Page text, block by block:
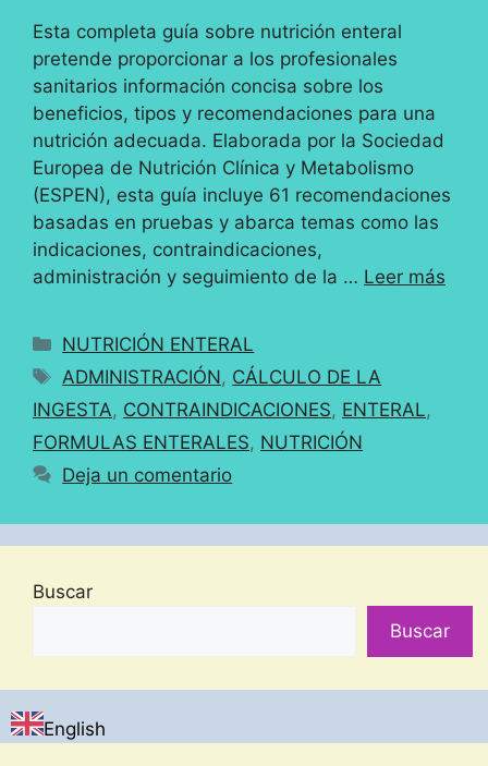
Esta completa guía sobre nutrición enteral
pretende proporcionar a los profesionales
sanitarios información concisa sobre los
beneficios, tipos y recomendaciones para una
nutrición adecuada. Elaborada por la Sociedad
Europea de Nutrición Clínica y Metabolismo
(ESPEN), esta guía incluye 61 recomendaciones
basadas en pruebas y abarca temas como las
indicaciones, contraindicaciones,
administración y seguimiento de la … Leer más
Categorías
NUTRICIÓN ENTERAL
Etiquetas
ADMINISTRACIÓN, CÁLCULO DE LA
INGESTA, CONTRAINDICACIONES, ENTERAL,
FORMULAS ENTERALES, NUTRICIÓN
Deja un comentario
Buscar
Buscar
English